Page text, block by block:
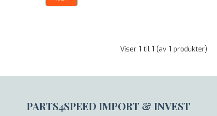
Viser 1 til 1 (av 1 produkter)
PARTS4SPEED IMPORT & INVEST